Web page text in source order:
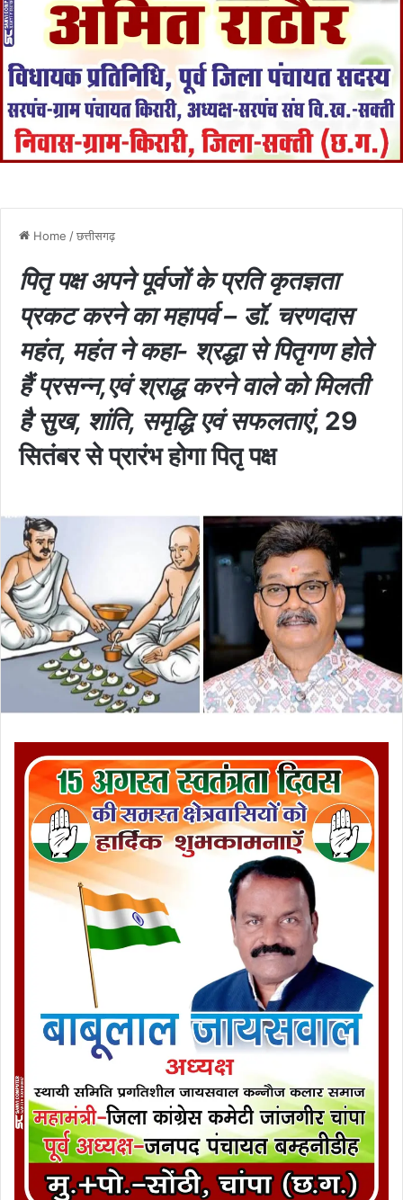
Home /छत्तीसगढ़
पितृ पक्ष अपने पूर्वजों के प्रति कृतज्ञता
प्रकट करने का महापर्व – डॉ. चरणदास
महंत, महंत ने कहा- श्रद्धा से पितृगण होते
हैं प्रसन्न,एवं श्राद्ध करने वाले को मिलती
है सुख, शांति, समृद्धि एवं सफलताएं, 29
सितंबर से प्रारंभ होगा पितृ पक्ष